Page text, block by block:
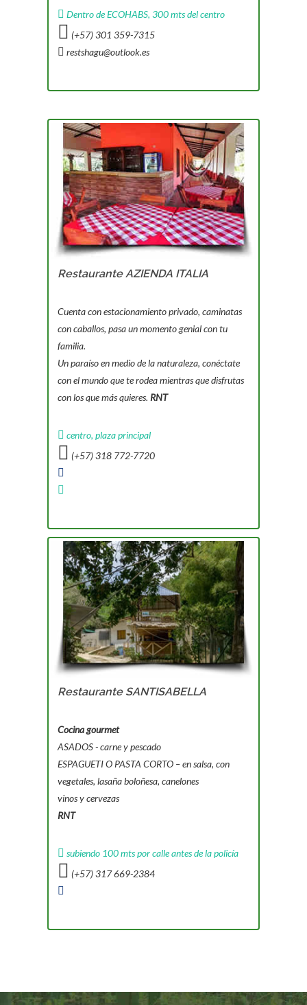
Dentro de ECOHABS, 300 mts del centro
(+57) 301 359-7315
restshagu@outlook.es
Restaurante AZIENDA ITALIA
Cuenta con estacionamiento privado, caminatas
con caballos, pasa un momento genial con tu
familia.
Un paraíso en medio de la naturaleza, conéctate
con el mundo que te rodea mientras que disfrutas
con los que más quieres. RNT
centro, plaza principal
(+57) 318 772-7720
Restaurante SANTISABELLA
Cocina gourmet
ASADOS - carne y pescado
ESPAGUETI O PASTA CORTO – en salsa, con
vegetales, lasaña boloñesa, canelones
vinos y cervezas
RNT
subiendo 100 mts por calle antes de la policía
(+57) 317 669-2384